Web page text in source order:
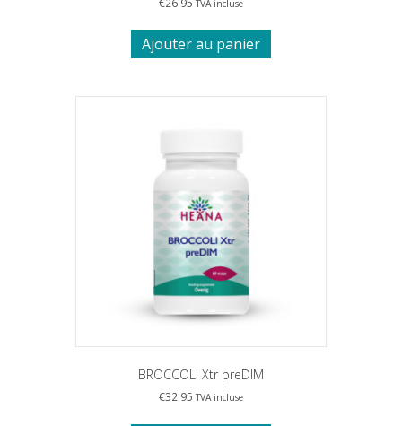
€26.95 TVA incluse
Ajouter au panier
BROCCOLI Xtr preDIM
€32.95 TVA incluse